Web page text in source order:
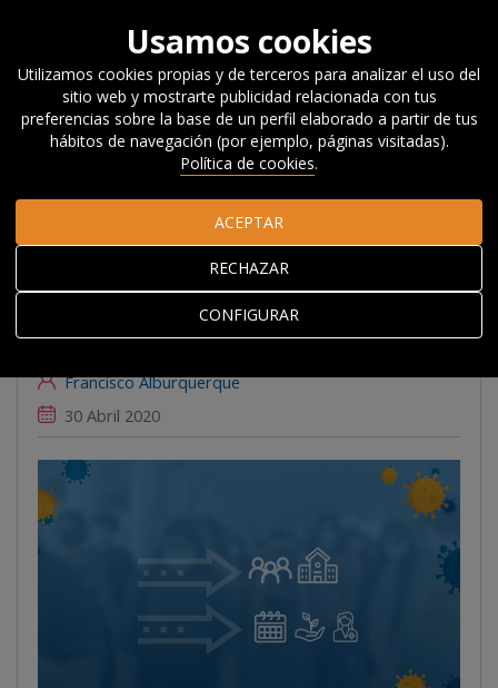
Actualidad
Noticias, Eventos y
Blog
#Beyondcompetitiveness
Reflexiones ante el
coronavirus desde los territorios
Reflexiones ante el
coronavirus desde los
territorios
Francisco Alburquerque
30 Abril 2020
Usamos cookies
Utilizamos cookies propias y de terceros para analizar el uso del
sitio web y mostrarte publicidad relacionada con tus
preferencias sobre la base de un perfil elaborado a partir de tus
hábitos de navegación (por ejemplo, páginas visitadas).
Política de cookies.
CONFIGURAR
RECHAZAR
ACEPTAR